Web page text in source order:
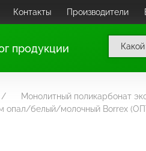
Контакты Производители
продукции
Монолитный поликарбонат
опал/белый/молочный Borrex